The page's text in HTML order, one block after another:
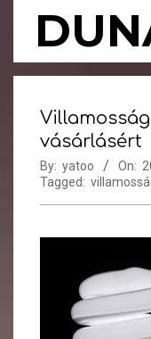
Primary
Menu
vásárlásért
By: yatoo On:
Tagged: